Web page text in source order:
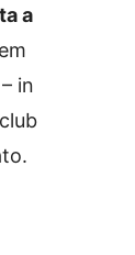
a
in